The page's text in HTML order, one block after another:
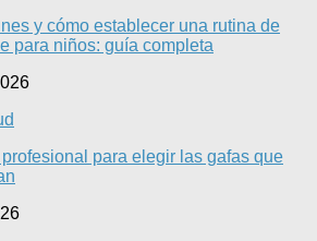
y cómo establecer una rutina de
para niños: guía completa
para elegir las gafas que